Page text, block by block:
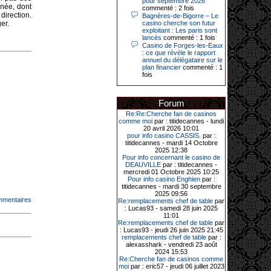
dont
Le plus gros gain gagné depuis plus
de 20 ans dans l’établissement.
31-03-2026|
Série de jackpots au casino JOA de
Gujan-Mestras : ce mois de mars a
été fructueux pour quelques
une machine à sous pour une mise
initiale de 5,28 €. Puis quelques
jours plus tard, le vendredi 27 mars,
un joueur a décroché 12 086 euros
sur une autre machine à sous.
Enfin, troisième et dernier jackpot,
record cette fois-ci, le samedi 28
mars dernier. Quelque 111 322
euros ont été remportés sur la table
d’Ultimate Texas Hold’em Poker,
grâce à une mise de 5 euros sur la
case bonus et une quinte flush
royale. Ces gains ont été annoncés
dans un communiqué diffusé par le
casino ce lundi 30 mars en soirée.
11-01-2026|
Dimanche 11 janvier, en soirée, une
cliente retraitée de 78 ans, habitant
commenté : 2 fois
Bagnères-de-Bigorre – Le
casino cherche son futur
exploitant : Les paris sont
lancés commenté : 1 fois
Casino de Forges-les-Eaux
: ce que révèle le rapport
annuel du délégataire sur le
plan financier commenté : 1
fois
Forum
Re:Re:Cherche fan de casinos
comme moi par : titidecannes - lundi
20 avril 2026 10:01
pour info casino CASSIS. par :
titidecannes - mardi 14 Octobre
2025 12:38
Pour info concernant le casino de
DEAUVILLE par : titidecannes -
mercredi 01 Octobre 2025 10:25
Pour info casino Enghienpar :
titidecannes - mardi 30 septembre
2025 09:56
Re:remplacements chef de table par
: Lucas93 - samedi 28 juin 2025
11:01
Re:remplacements chef de table par
: Lucas93 - jeudi 26 juin 2025 21:45
remplacements chef de tablepar :
alexasshark - vendredi 23 août
2024 15:53
Re:Cherche fan de casinos comme
moipar : eric57 - jeudi 06 juillet 2023